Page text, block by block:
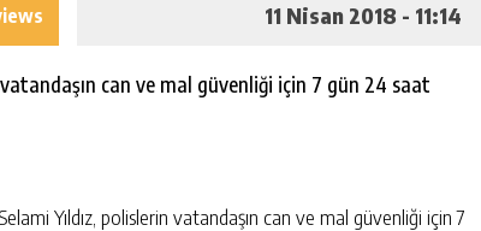
11 Nisan 2018 - 11:14
can ve mal güvenliği için 7 gün 24 saat
Yıldız, polislerin vatandaşın can ve mal güvenliği için 7